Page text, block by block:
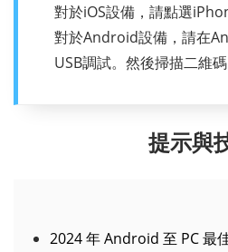
對於iOS設備，請點選
對於Android設備，請在
USB調試。然後掃描二維碼
提示與
2024 年 Android 至 PC 最